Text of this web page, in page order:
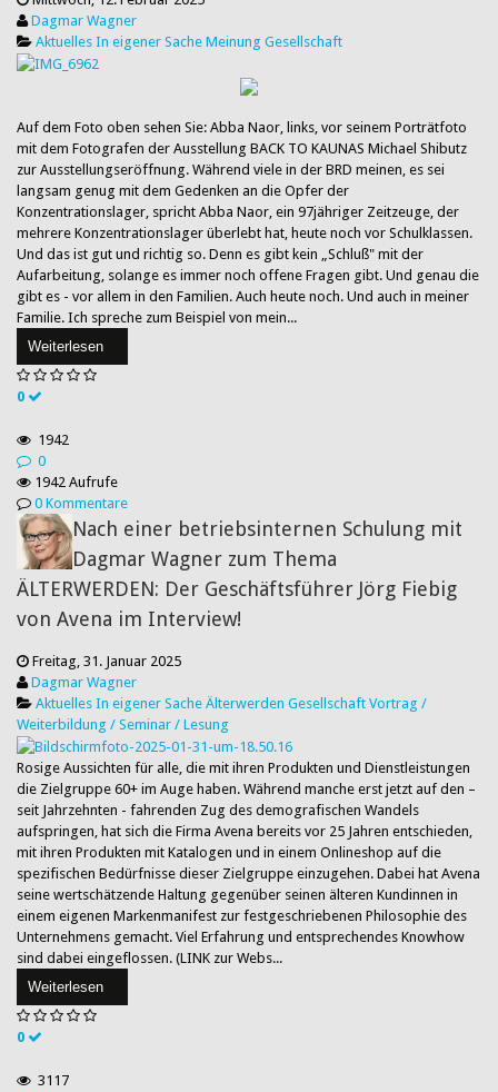
Dagmar Wagner
Aktuelles In eigener Sache Meinung Gesellschaft
Auf dem Foto oben sehen Sie: Abba Naor, links, vor seinem Porträtfoto
mit dem Fotografen der Ausstellung BACK TO KAUNAS Michael Shibutz
zur Ausstellungseröffnung. Während viele in der BRD meinen, es sei
langsam genug mit dem Gedenken an die Opfer der
Konzentrationslager, spricht Abba Naor, ein 97jähriger Zeitzeuge, der
mehrere Konzentrationslager überlebt hat, heute noch vor Schulklassen.
Und das ist gut und richtig so. Denn es gibt kein „Schluß" mit der
Aufarbeitung, solange es immer noch offene Fragen gibt. Und genau die
gibt es - vor allem in den Familien. Auch heute noch. Und auch in meiner
Familie. Ich spreche zum Beispiel von mein...
Weiterlesen
0
1942
0
1942 Aufrufe
0 Kommentare
Nach einer betriebsinternen Schulung mit
Dagmar Wagner zum Thema
ÄLTERWERDEN: Der Geschäftsführer Jörg Fiebig
von Avena im Interview!
Freitag, 31. Januar 2025
Dagmar Wagner
Aktuelles In eigener Sache Älterwerden Gesellschaft Vortrag /
Weiterbildung / Seminar / Lesung
Rosige Aussichten für alle, die mit ihren Produkten und Dienstleistungen
die Zielgruppe 60+ im Auge haben. Während manche erst jetzt auf den –
seit Jahrzehnten - fahrenden Zug des demografischen Wandels
aufspringen, hat sich die Firma Avena bereits vor 25 Jahren entschieden,
mit ihren Produkten mit Katalogen und in einem Onlineshop auf die
spezifischen Bedürfnisse dieser Zielgruppe einzugehen. Dabei hat Avena
seine wertschätzende Haltung gegenüber seinen älteren Kundinnen in
einem eigenen Markenmanifest zur festgeschriebenen Philosophie des
Unternehmens gemacht. Viel Erfahrung und entsprechendes Knowhow
sind dabei eingeflossen. (LINK zur Webs...
Weiterlesen
0
3117